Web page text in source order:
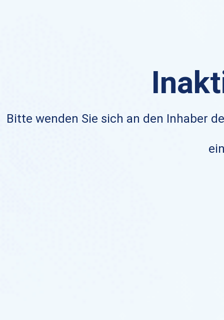
Bitte wenden Sie sich an den Inhaber